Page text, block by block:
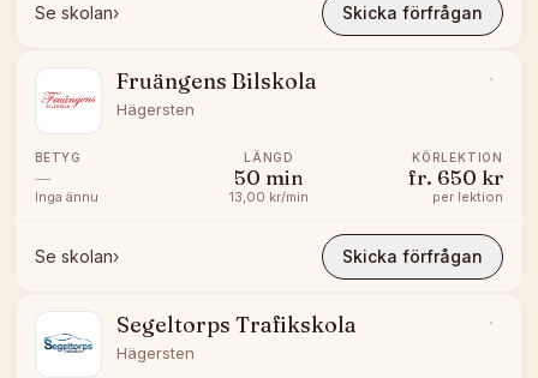
Se skolan› Skicka förfrågan
Fruängens Bilskola
Hägersten
BETYG
—
Inga ännu
LÄNGD
50 min
13,00 kr/min
KÖRLEKTION
fr. 650 kr
per lektion
Se skolan› Skicka förfrågan
Segeltorps Trafikskola
Hägersten